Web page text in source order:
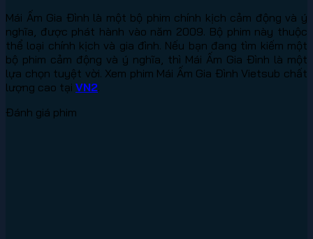
Mái Ấm Gia Đình là một bộ phim chính kịch cảm động và ý
nghĩa, được phát hành vào năm 2009. Bộ phim này thuộc
thể loại chính kịch và gia đình. Nếu bạn đang tìm kiếm một
bộ phim cảm động và ý nghĩa, thì Mái Ấm Gia Đình là một
lựa chọn tuyệt vời. Xem phim Mái Ấm Gia Đình Vietsub chất
lượng cao tại VN2.
Đánh giá phim